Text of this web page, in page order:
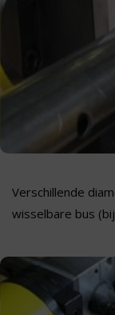
Verschillende
wisselbare bus